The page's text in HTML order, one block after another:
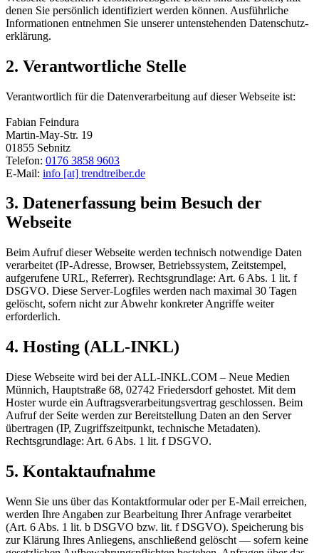
denen Sie persönlich identifiziert werden können. Ausführliche
Informationen entnehmen Sie unserer untenstehenden Datenschutz­
erklärung.
2. Verantwortliche Stelle
Verantwortlich für die Datenverarbeitung auf dieser Webseite ist:
Fabian Feindura
Martin-May-Str. 19
01855 Sebnitz
Telefon: 0176 3858 9603
E-Mail: info [at] trendtreiber.de
3. Datenerfassung beim Besuch der
Webseite
Beim Aufruf dieser Webseite werden technisch notwendige Daten
verarbeitet (IP-Adresse, Browser, Betriebssystem, Zeitstempel,
aufgerufene URL, Referrer). Rechtsgrundlage: Art. 6 Abs. 1 lit. f
DSGVO. Diese Server-Logfiles werden nach maximal 30 Tagen
gelöscht, sofern nicht zur Abwehr konkreter Angriffe weiter
erforderlich.
4. Hosting (ALL-INKL)
Diese Webseite wird bei der ALL-INKL.COM – Neue Medien
Münnich, Hauptstraße 68, 02742 Friedersdorf gehostet. Mit dem
Hoster wurde ein Auftragsverarbeitungs­vertrag geschlossen. Beim
Aufruf der Seite werden zur Bereitstellung Daten an den Server
übertragen (IP, Zugriffszeitpunkt, technische Metadaten).
Rechtsgrundlage: Art. 6 Abs. 1 lit. f DSGVO.
5. Kontaktaufnahme
Wenn Sie uns über das Kontakt­formular oder per E-Mail erreichen,
werden Ihre Angaben zur Bearbeitung Ihrer Anfrage verarbeitet
(Art. 6 Abs. 1 lit. b DSGVO bzw. lit. f DSGVO). Speicherung bis
zur Klärung Ihres Anliegens, anschließend gelöscht — sofern keine